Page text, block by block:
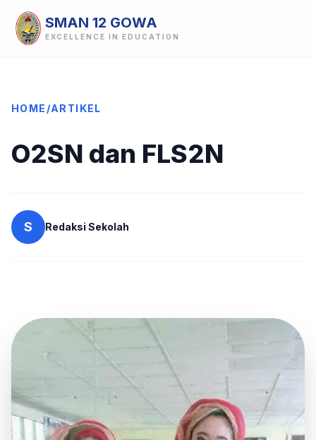
SMAN 12 GOWA
EXCELLENCE IN EDUCATION
HOME /ARTIKEL
O2SN dan FLS2N
S Redaksi Sekolah